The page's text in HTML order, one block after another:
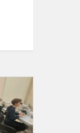
universiteto
Medicinos